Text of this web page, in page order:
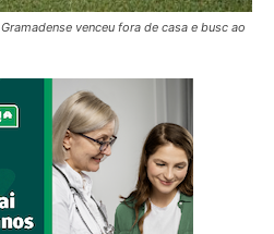
Gramadense venceu fora de casa e busc ao